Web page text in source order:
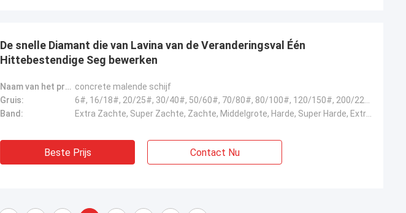
De snelle Diamant die van Lavina van de Veranderingsval Één
Hittebestendige Seg bewerken
Naam van het product: concrete malende schijf
Gruis:
Band:
Beste Prijs Contact Nu